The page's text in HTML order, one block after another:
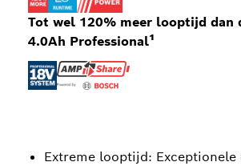
Tot wel 120% meer looptijd dan
4.0Ah Professional¹
Extreme looptijd: